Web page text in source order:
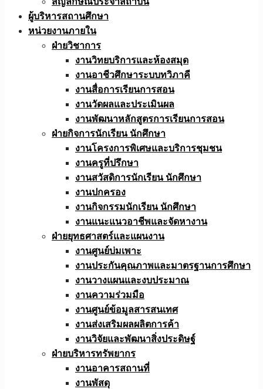
ผู้บริหารสถานศึกษา
หน่วยงานภายใน
ฝ่ายวิชาการ
งานวิทยบริการและห้องสมุด
งานอาชีวศึกษาระบบทวิภาคี
งานสื่อการเรียนการสอน
งานวัดผลและประเมินผล
งานพัฒนาหลักสูตรการเรียนการสอน
ฝ่ายกิจการนักเรียน นักศึกษา
งานโครงการพิเศษและบริการชุมชน
งานครูที่ปรึกษา
งานสวัสดิการนักเรียน นักศึกษา
งานปกครอง
งานกิจกรรมนักเรียน นักศึกษา
งานแนะแนวอาชีพและจัดหางาน
ฝ่ายยุทธศาสตร์และแผนงาน
งานศูนย์บ่มเพาะ
งานประกันคุณภาพและมาตรฐานการศึกษา
งานวางแผนและงบประมาณ
งานความร่วมมือ
งานศูนย์ข้อมูลสารสนเทศ
งานส่งเสริมผลผลิตการค้า
งานวิจัยและพัฒนาสิ่งประดิษฐ์
ฝ่ายบริหารทรัพยากร
งานอาคารสถานที่
งานพัสดุ